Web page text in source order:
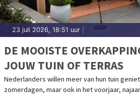
23 juli 2026, 18:51 uur
DE MOOISTE
JOUW TUIN OF TERRAS
Nederlanders willen meer van hun tuin
zomerdagen, maar ook in het voorjaar,